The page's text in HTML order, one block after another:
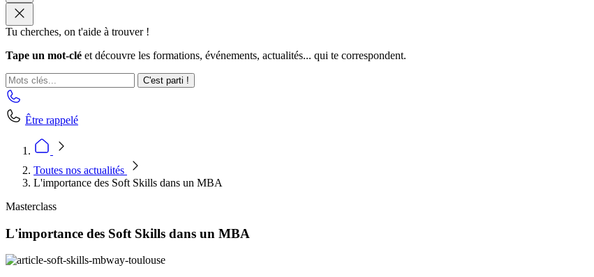
Tu cherches, on t'aide à trouver !
Tape un mot-clé et découvre les formations, événements, actualités... qui te correspondent.
C'est parti !
Être rappelé
Toutes nos actualités
L'importance des Soft Skills dans un MBA
Masterclass
L'importance des Soft Skills dans un MBA